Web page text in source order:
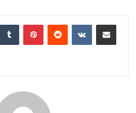
ai ar
e
Tumblr PinterestReddit VKontakteShare via Email